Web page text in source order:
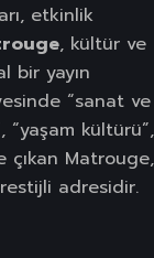
etkinlik
, kültür ve
bir yayın
“sanat ve
“yaşam kültürü”,
çıkan Matrouge,
adresidir.